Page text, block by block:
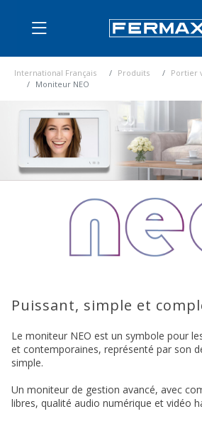
International Français Produits Portier
Moniteur NEO
Puissant, simple et
Le moniteur NEO est un symbole pour
et contemporaines, représenté par son
simple.
Un moniteur de gestion avancé, avec
libres, qualité audio numérique et vidéo